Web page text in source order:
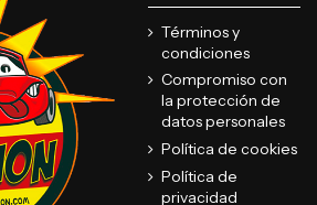
Términos y
condiciones
Compromiso con
la protección de
datos personales
Política de cookies
Política de
privacidad